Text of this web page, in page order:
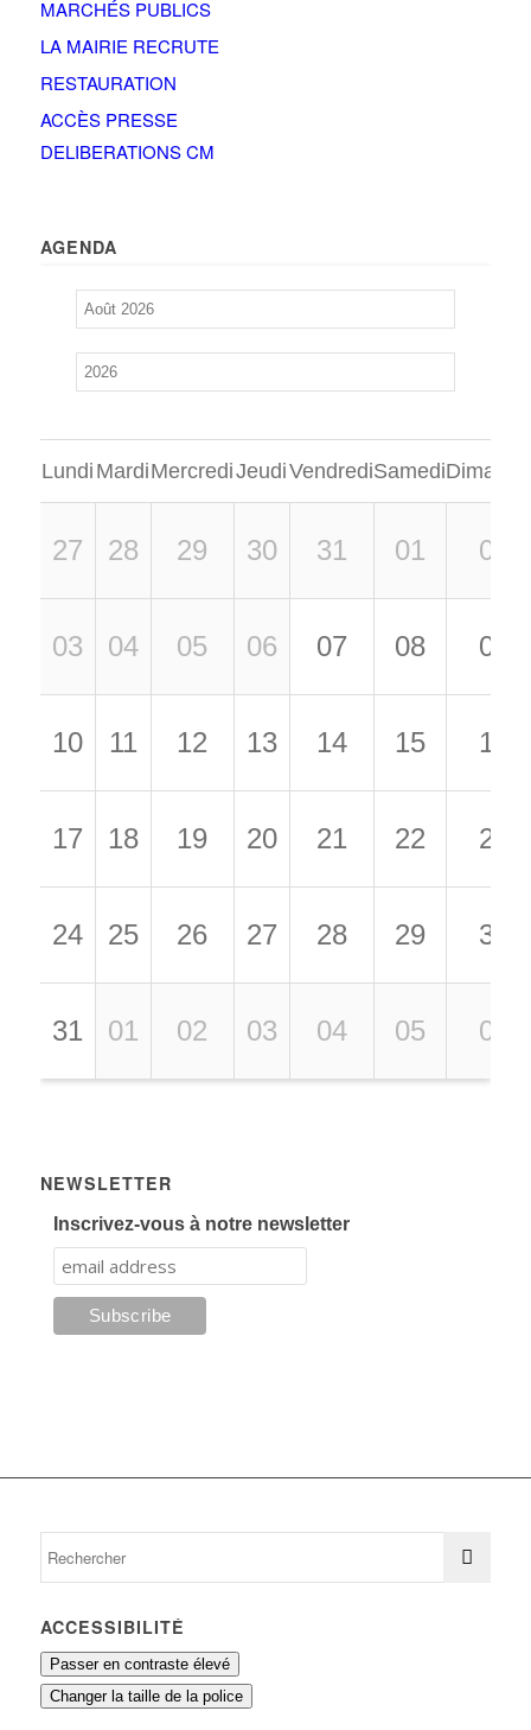
MARCHÉS PUBLICS
LA MAIRIE RECRUTE
RESTAURATION
ACCÈS PRESSE
DELIBERATIONS CM
AGENDA
Lundi MardiMercrediJeudiVendrediSamedi
27 28 29 30 31 01 02
03 04 05 06 07 08 09
10 11 12 13 14 15 16
17 18 19 20 21 22 23
24 25 26 27 28 29 30
31 01 02 03 04 05 06
NEWSLETTER
Inscrivez-vous à notre newsletter
ACCESSIBILITÉ
Passer en contraste élevé
Changer la taille de la police